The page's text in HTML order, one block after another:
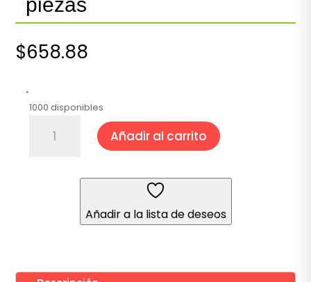
$658.88
.
1000 disponibles
Thermo
Añadir al carrito
Añadir a la lista de deseos